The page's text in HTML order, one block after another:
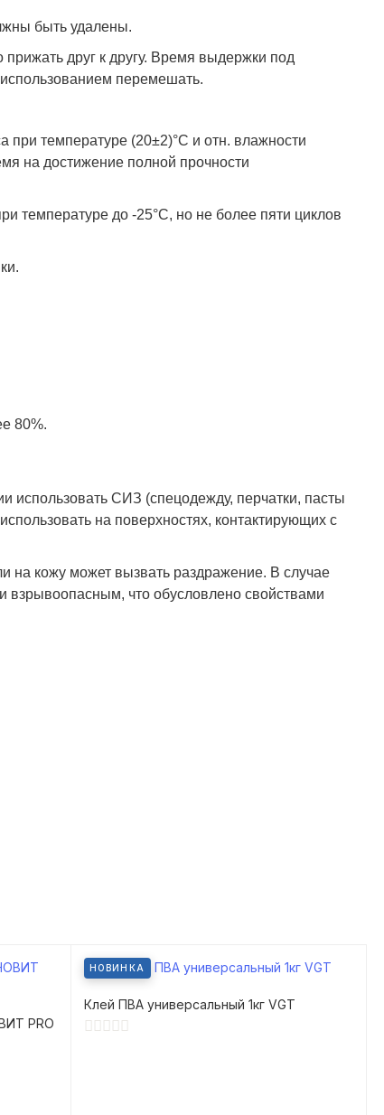
быть удалены.
друг к другу. Время выдержки под
перемешать.
при температуре (20±2)°С и отн. влажности
на достижение полной прочности
температуре до -25°С, но не более пяти циклов
80%.
СИЗ (спецодежду, перчатки, пасты
на поверхностях, контактирующих с
на кожу может вызвать раздражение. В случае
взрывоопасным, что обусловлено свойствами
PRO
НОВИНКА
Клей ПВА универсальный 1кг VGT